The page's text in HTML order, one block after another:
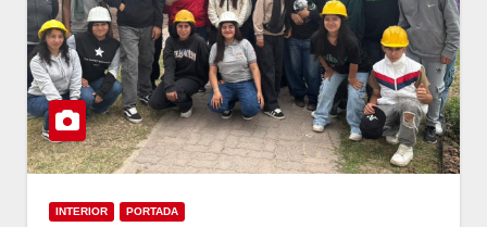
INTERIOR PORTADA